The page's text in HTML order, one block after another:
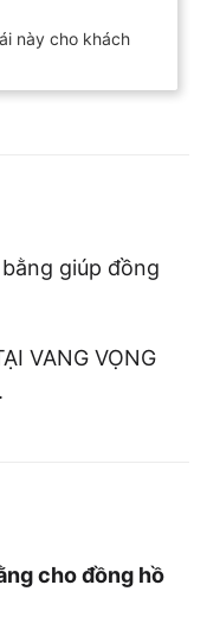
này cho khách
giúp đồng
VANG VỌNG
cho đồng hồ